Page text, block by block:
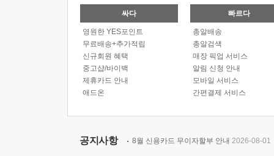
싸다
영원한 YES포인트
무료배송+추가적립
신규회원 혜택
중고샵/바이백
제휴카드 안내
애드온
빠르다
총알배송
총알검색
매장 픽업 서비스
알림 신청 안내
모바일 서비스
간편결제 서비스
공지사항 8월 신용카드 무이자할부 안내 2026-08-01